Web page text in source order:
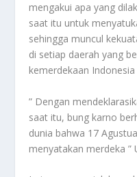
mengakui apa yang
saat itu untuk
sehingga muncul
di setiap daerah yang
kemerdekaan
” Dengan
saat itu, bung karno
dunia bahwa 17
menyatakan merdeka ”